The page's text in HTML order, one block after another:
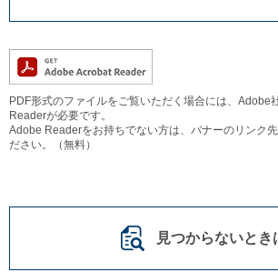
PDF形式のファイルをご覧いただく場合には、Adobe
Readerが必要です。
Adobe Readerをお持ちでない方は、バナーのリンク
ださい。（無料）
見つからないとき